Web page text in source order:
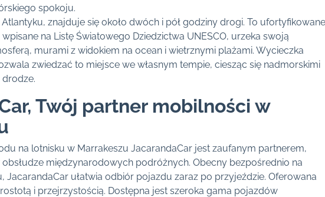
spokoju.
Atlantyku, znajduje się około dwóch i pół godziny drogi. To ufortyfikowane
na Listę Światowego Dziedzictwa UNESCO, urzeka swoją
murami z widokiem na ocean i wietrznymi plażami. Wycieczka
zwiedzać to miejsce we własnym tempie, ciesząc się nadmorskimi
Twój partner mobilności w
na lotnisku w Marrakeszu JacarandaCar jest zaufanym partnerem,
międzynarodowych podróżnych. Obecny bezpośrednio na
JacarandaCar ułatwia odbiór pojazdu zaraz po przyjeździe. Oferowana
i przejrzystością. Dostępna jest szeroka gama pojazdów